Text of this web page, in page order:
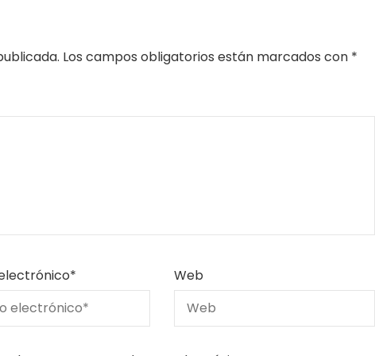
Los campos obligatorios están marcados con *
* Web